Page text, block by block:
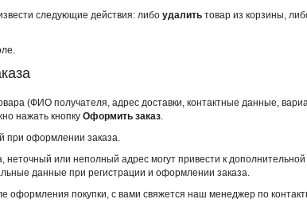
следующие действия: либо удалить товар из корзины,
(ФИО получателя, адрес доставки, контактные данные,
нажать кнопку Оформить заказ.
при оформлении заказа.
или неполный адрес могут привести к
данные при регистрации и оформлении заказа.
оформления покупки, с вами свяжется наш менеджер по